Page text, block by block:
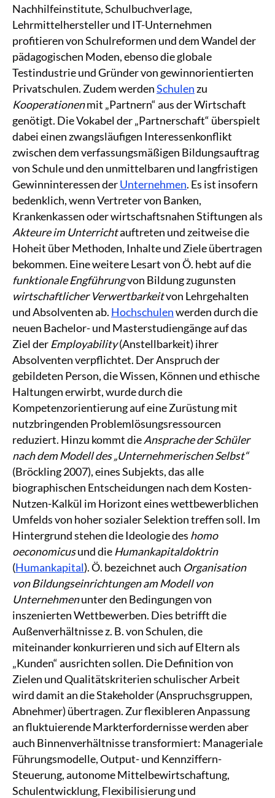
Nachhilfeinstitute, Schulbuchverlage,
Lehrmittelhersteller und IT-Unternehmen
profitieren von Schulreformen und dem Wandel der
pädagogischen Moden, ebenso die globale
Testindustrie und Gründer von gewinnorientierten
Privatschulen. Zudem werdenSchulenzu
Kooperationenmit „Partnern“ aus der Wirtschaft
genötigt. Die Vokabel der „Partnerschaft“ überspielt
dabei einen zwangsläufigen Interessenkonflikt
zwischen dem verfassungsmäßigen Bildungsauftrag
von Schule und den unmittelbaren und langfristigen
Gewinninteressen derUnternehmen. Es ist insofern
bedenklich, wenn Vertreter von Banken,
Krankenkassen oder wirtschaftsnahen Stiftungen als
Akteure im Unterrichtauftreten und zeitweise die
Hoheit über Methoden, Inhalte und Ziele übertragen
bekommen. Eine weitere Lesart von Ö. hebt auf die
funktionale Engführungvon Bildung zugunsten
wirtschaftlicher Verwertbarkeitvon Lehrgehalten
und Absolventen ab. Hochschulenwerden durch die
neuen Bachelor- und Masterstudiengänge auf das
Ziel der Employability(Anstellbarkeit) ihrer
Absolventen verpflichtet. Der Anspruch der
gebildeten Person, die Wissen, Können und ethische
Haltungen erwirbt, wurde durch die
Kompetenzorientierung auf eine Zurüstung mit
nutzbringenden Problemlösungsressourcen
reduziert. Hinzu kommt dieAnsprache der Schüler
nach dem Modell des „Unternehmerischen Selbst“
(Bröckling 2007), eines Subjekts, das alle
biographischen Entscheidungen nach dem Kosten-
Nutzen-Kalkül im Horizont eines wettbewerblichen
Umfelds von hoher sozialer Selektion treffen soll. Im
Hintergrund stehen die Ideologie des homo
oeconomicusund die Humankapitaldoktrin
(Humankapital). Ö. bezeichnet auch Organisation
von Bildungseinrichtungen am Modell von
Unternehmenunter den Bedingungen von
inszenierten Wettbewerben. Dies betrifft die
Außenverhältnisse z. B. von Schulen, die
miteinander konkurrieren und sich auf Eltern als
„Kunden“ ausrichten sollen. Die Definition von
Zielen und Qualitätskriterien schulischer Arbeit
wird damit an die Stakeholder (Anspruchsgruppen,
Abnehmer) übertragen. Zur flexibleren Anpassung
an fluktuierende Markterfordernisse werden aber
auch Binnenverhältnisse transformiert: Manageriale
Führungsmodelle, Output- und Kennziffern-
Steuerung, autonome Mittelbewirtschaftung,
Schulentwicklung, Flexibilisierung und